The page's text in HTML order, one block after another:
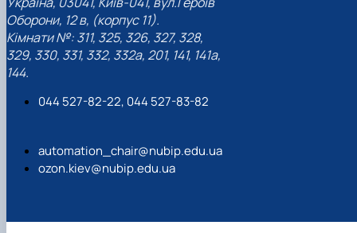
Оборони, 12 в, (корпус 11).
Кімнати №: 311, 325, 326, 327, 328,
329, 330, 331, 332, 332а, 201, 141, 141а,
144.
044 527-82-22, 044 527-83-82
automation_chair@nubip.edu.ua
ozon.kiev@nubip.edu.ua